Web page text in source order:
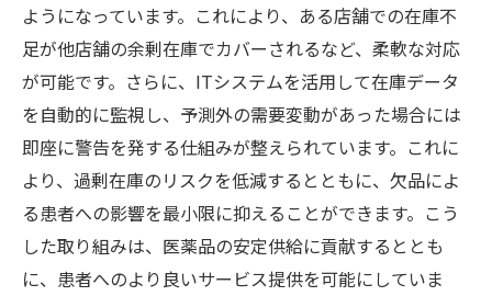
ようになっています。これにより、ある店舗での在庫不
足が他店舗の余剰在庫でカバーされるなど、柔軟な対応
が可能です。さらに、ITシステムを活用して在庫データ
を自動的に監視し、予測外の需要変動があった場合には
即座に警告を発する仕組みが整えられています。これに
より、過剰在庫のリスクを低減するとともに、欠品によ
る患者への影響を最小限に抑えることができます。こう
した取り組みは、医薬品の安定供給に貢献するととも
に、患者へのより良いサービス提供を可能にしていま